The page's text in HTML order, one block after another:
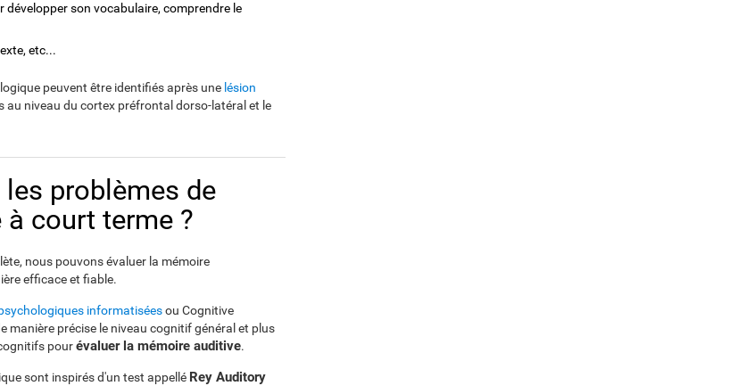
son vocabulaire, comprendre le
etc...
peuvent être identifiés après une lésion
au niveau du cortex préfrontal dorso-latéral et le
problèmes de
court terme ?
nous pouvons évaluer la mémoire
efficace et fiable.
informatiséesou Cognitive
manière précise le niveau cognitif général et plus
pourévaluer la mémoire auditive.
sont inspirés d'un test appellé Rey Auditory